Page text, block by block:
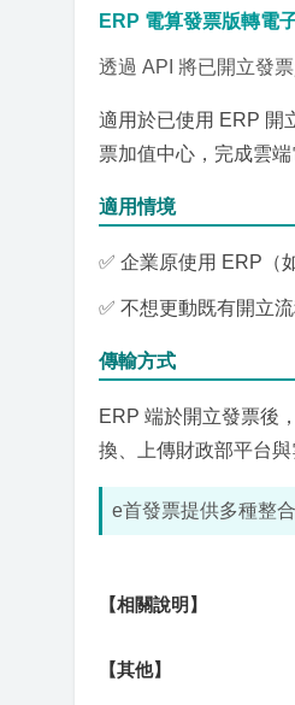
ERP 電算發票版轉電
透過 API 將已開立發
適用於已使用 ERP 開
票加值中心，完成雲
適用情境
✅ 企業原使用 ERP（
✅ 不想更動既有開立
傳輸方式
ERP 端於開立發票後
換、上傳財政部平台與
e首發票提供多種整
【相關說明】
【其他】